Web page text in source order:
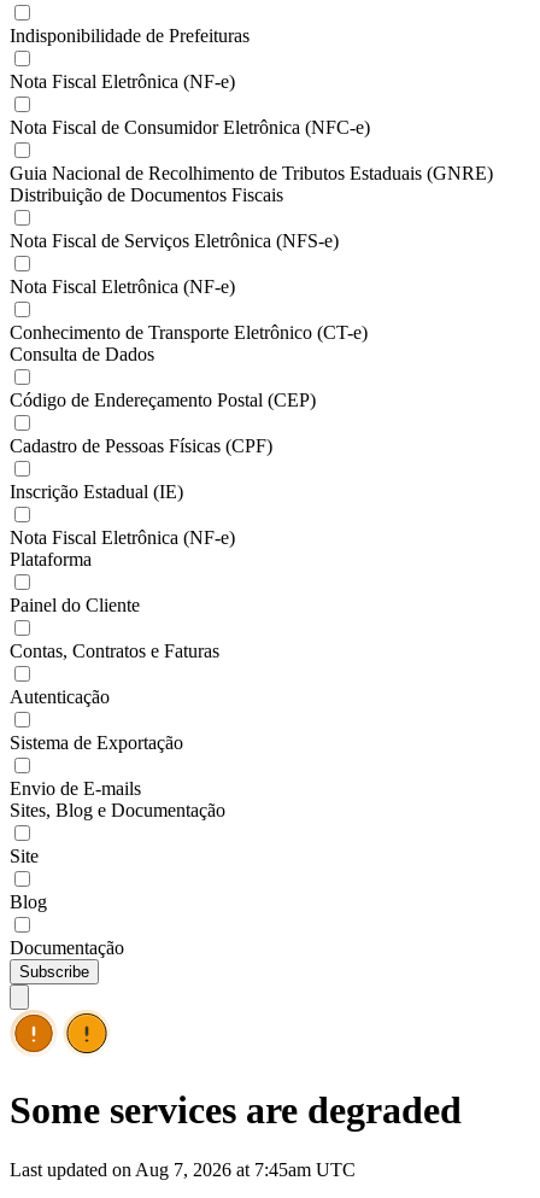
Indisponibilidade de Prefeituras
Nota Fiscal Eletrônica (NF-e)
Nota Fiscal de Consumidor Eletrônica (NFC-e)
Guia Nacional de Recolhimento de Tributos Estaduais (GNRE)
Distribuição de Documentos Fiscais
Nota Fiscal de Serviços Eletrônica (NFS-e)
Nota Fiscal Eletrônica (NF-e)
Conhecimento de Transporte Eletrônico (CT-e)
Consulta de Dados
Código de Endereçamento Postal (CEP)
Cadastro de Pessoas Físicas (CPF)
Inscrição Estadual (IE)
Nota Fiscal Eletrônica (NF-e)
Plataforma
Painel do Cliente
Contas, Contratos e Faturas
Autenticação
Sistema de Exportação
Envio de E-mails
Sites, Blog e Documentação
Site
Blog
Documentação
Subscribe
Some services are degraded
Last updated on Aug 7, 2026 at 7:45am UTC